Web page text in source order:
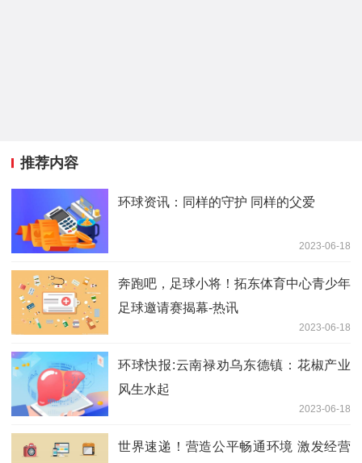
推荐内容
环球资讯：同样的守护 同样的父爱
2023-06-18
奔跑吧，足球小将！拓东体育中心青少年
足球邀请赛揭幕-热讯
2023-06-18
环球快报:云南禄劝乌东德镇：花椒产业
风生水起
2023-06-18
世界速递！营造公平畅通环境 激发经营